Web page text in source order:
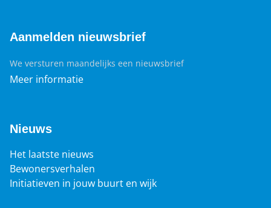
Aanmelden nieuwsbrief
We versturen maandelijks een nieuwsbrief
Meer informatie
Nieuws
Het laatste nieuws
Bewonersverhalen
Initiatieven in jouw buurt en wijk